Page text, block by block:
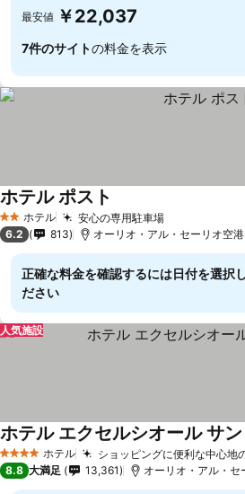
最安値 ￥22,037
7件のサイトの料金を表示
2 ホテルのランク
ホテル 安心の専用駐車場
ホテル ポスト
6.2 813 オーリオ・アル・セーリオ空
正確な料金を確認するには日付を選択
ださい
人気施設
4 ホテルのランク
ホテル ショッピングに便利な中心地
ホテル エクセルシオール サン
8.8 大満足 13,361 オーリオ・アル・